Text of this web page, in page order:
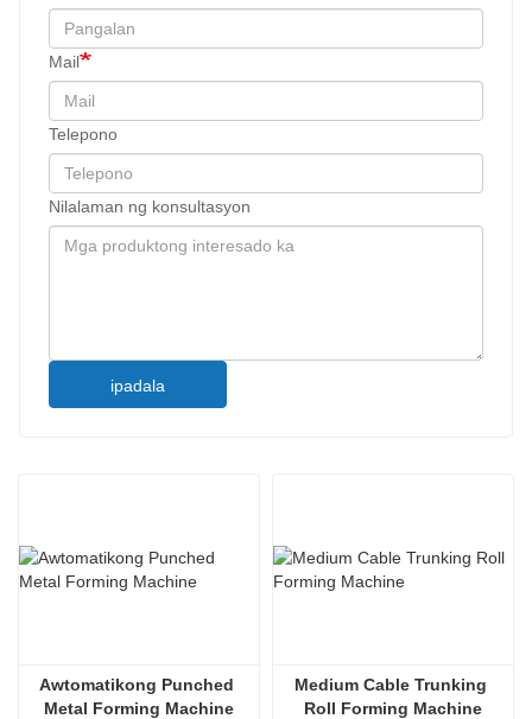
Mail
Telepono
Nilalaman ng konsultasyon
ipadala
Awtomatikong Punched
Metal Forming Machine
Medium Cable Trunking
Roll Forming Machine